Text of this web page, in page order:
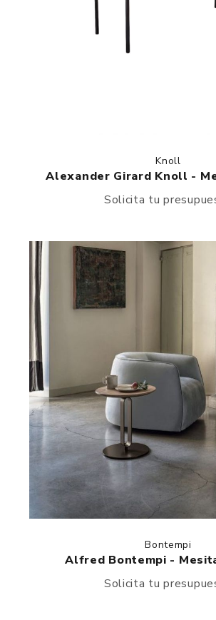
Knoll
Alexander Girard Knoll -
Solicita tu
Bontempi
Alfred Bontempi -
Solicita tu